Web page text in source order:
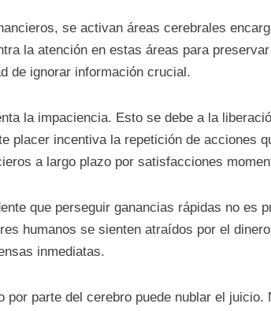
se activan áreas cerebrales
la atención en estas áreas para
de ignorar información crucial.
la impaciencia. Esto se debe a la
placer incentiva la repetición de acciones
a largo plazo por satisfacciones
que perseguir ganancias rápidas no es
humanos se sienten atraídos por el
inmediatas.
por parte del cerebro puede nublar el